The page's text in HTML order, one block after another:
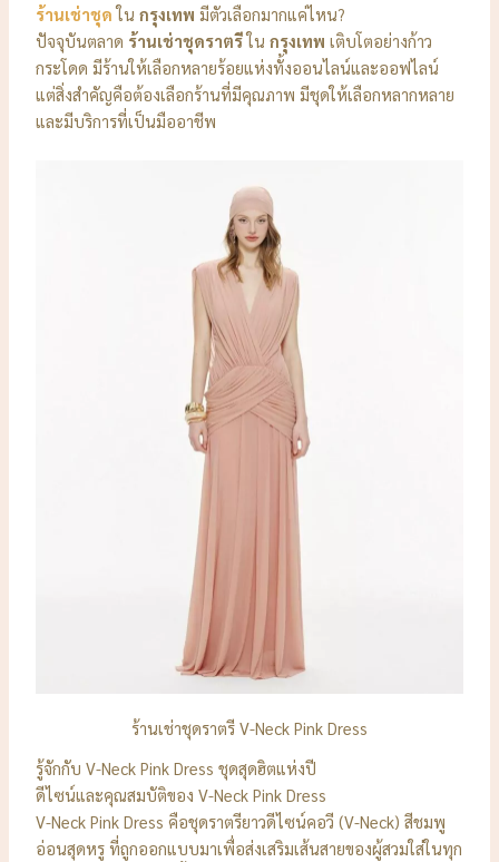
ร้านเช่าชุดในกรุงเทพ มีตัวเลือกมากแค่ไหน?
ปัจจุบันตลาด ร้านเช่าชุดราตรีในกรุงเทพ เติบโตอย่างก้าว
กระโดด มีร้านให้เลือกหลายร้อยแห่งทั้งออนไลน์และออฟไลน์
แต่สิ่งสำคัญคือต้องเลือกร้านที่มีคุณภาพ มีชุดให้เลือกหลากหลาย
และมีบริการที่เป็นมืออาชีพ
ร้านเช่าชุดราตรี V-Neck Pink Dress
รู้จักกับ V-Neck Pink Dress ชุดสุดฮิตแห่งปี
ดีไซน์และคุณสมบัติของ V-Neck Pink Dress
V-Neck Pink Dress คือชุดราตรียาวดีไซน์คอวี (V-Neck) สีชมพู
อ่อนสุดหรู ที่ถูกออกแบบมาเพื่อส่งเสริมเส้นสายของผู้สวมใส่ในทุก